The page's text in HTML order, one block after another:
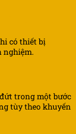
có thiết bị
nghiệm.
trong một bước
tùy theo khuyến